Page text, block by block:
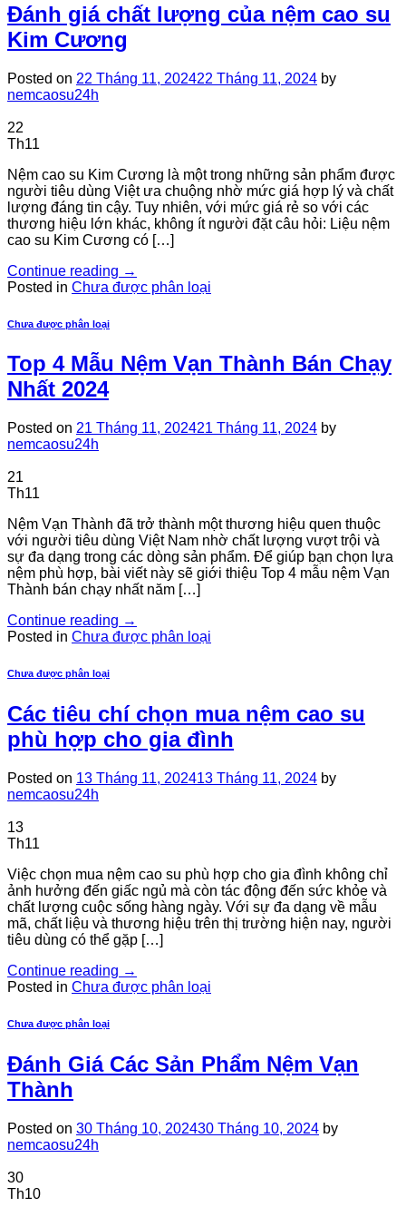
Đánh giá chất lượng của nệm cao su
Kim Cương
Posted on 22 Tháng 11, 202422 Tháng 11, 2024 by
nemcaosu24h
22
Th11
Nệm cao su Kim Cương là một trong những sản phẩm được
người tiêu dùng Việt ưa chuộng nhờ mức giá hợp lý và chất
lượng đáng tin cậy. Tuy nhiên, với mức giá rẻ so với các
thương hiệu lớn khác, không ít người đặt câu hỏi: Liệu nệm
cao su Kim Cương có […]
Continue reading →
Posted in Chưa được phân loại
Chưa được phân loại
Top 4 Mẫu Nệm Vạn Thành Bán Chạy
Nhất 2024
Posted on 21 Tháng 11, 202421 Tháng 11, 2024 by
nemcaosu24h
21
Th11
Nệm Vạn Thành đã trở thành một thương hiệu quen thuộc
với người tiêu dùng Việt Nam nhờ chất lượng vượt trội và
sự đa dạng trong các dòng sản phẩm. Để giúp bạn chọn lựa
nệm phù hợp, bài viết này sẽ giới thiệu Top 4 mẫu nệm Vạn
Thành bán chạy nhất năm […]
Continue reading →
Posted in Chưa được phân loại
Chưa được phân loại
Các tiêu chí chọn mua nệm cao su
phù hợp cho gia đình
Posted on 13 Tháng 11, 202413 Tháng 11, 2024 by
nemcaosu24h
13
Th11
Việc chọn mua nệm cao su phù hợp cho gia đình không chỉ
ảnh hưởng đến giấc ngủ mà còn tác động đến sức khỏe và
chất lượng cuộc sống hàng ngày. Với sự đa dạng về mẫu
mã, chất liệu và thương hiệu trên thị trường hiện nay, người
tiêu dùng có thể gặp […]
Continue reading →
Posted in Chưa được phân loại
Chưa được phân loại
Đánh Giá Các Sản Phẩm Nệm Vạn
Thành
Posted on 30 Tháng 10, 202430 Tháng 10, 2024 by
nemcaosu24h
30
Th10